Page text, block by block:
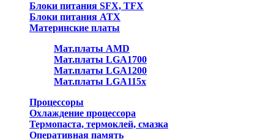
Блоки питания SFX, TFX
Блоки питания ATX
Материнские платы
Мат.платы AMD
Мат.платы LGA1700
Мат.платы LGA1200
Мат.платы LGA115x
Процессоры
Охлаждение процессора
Термопаста, термоклей, смазка
Оперативная память